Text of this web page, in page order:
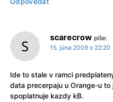
scarecrow píše:
15. júna 2009 o 22:20
Ide to stale v ramci
data precerpaju u Orange-u
spoplatnuje kazdy kB.